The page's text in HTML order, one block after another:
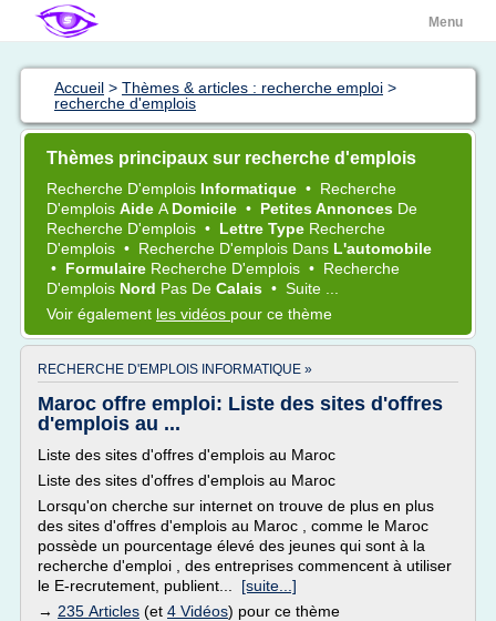
Menu
Accueil > Thèmes & articles : recherche emploi >
recherche d'emplois
Thèmes principaux sur recherche d'emplois
Recherche D'emplois Informatique • Recherche
D'emplois Aide A Domicile • Petites Annonces De
Recherche D'emplois • Lettre Type Recherche
D'emplois • Recherche D'emplois Dans L'automobile
• Formulaire Recherche D'emplois • Recherche
D'emplois Nord Pas De Calais • Suite ...
Voir également les vidéos pour ce thème
RECHERCHE D'EMPLOIS INFORMATIQUE »
Maroc offre emploi: Liste des sites d'offres
d'emplois au ...
Liste des sites d'offres d'emplois au Maroc
Liste des sites d'offres d'emplois au Maroc
Lorsqu'on cherche sur internet on trouve de plus en plus
des sites d'offres d'emplois au Maroc , comme le Maroc
possède un pourcentage élevé des jeunes qui sont à la
recherche d'emploi , des entreprises commencent à utiliser
le E-recrutement, publient... [suite...]
→ 235 Articles (et 4 Vidéos) pour ce thème